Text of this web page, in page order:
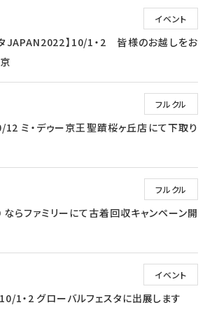
イベント
JAPAN2022】10/1・2 皆様のお越しをお
フルクル
12 ミ・デゥー京王聖蹟桜ヶ丘店にて下取り
フルクル
ならファミリーにて古着回収キャンペーン開
イベント
10/1・2 グローバルフェスタに出展します